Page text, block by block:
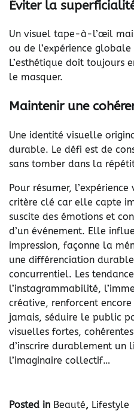
Éviter la
Un visuel tape-à-l’œil
ou de l’expérience
L’esthétique doit toujours
le masquer.
Maintenir une
Une identité visuelle
durable. Le défi est de
sans tomber dans la
Pour résumer,
critère clé car elle capte
suscite des émotions et
d’un événement. Elle
impression, façonne la
une différenciation
concurrentiel. Les
l’instagrammabilité,
créative, renforcent
jamais, séduire le public
visuelles fortes,
d’inscrire durablement un
l’imaginaire collectif…
Posted in Beauté, Lifestyle